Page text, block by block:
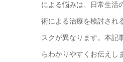
による悩みは、日常生活
術による治療を検討され
スクが異なります。本記
らわかりやすくお伝えし